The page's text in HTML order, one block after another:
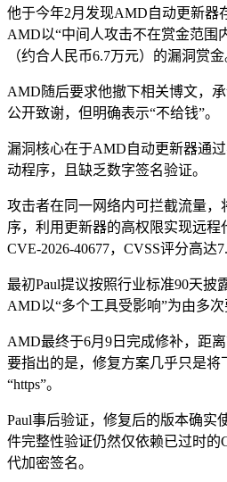
他于今年2月发现AMD自动更新器
AMD以“中间人攻击不在赏金范围
（约合人民币6.7万元）的漏洞赏金
AMD随后要求他撤下相关博文，
公开致谢，但明确表示“不给钱”。
漏洞核心在于AMD自动更新器通
动程序，且缺乏数字签名验证。
攻击者在同一网络内可拦截流量，
序，利用更新器的高权限实现远
CVE-2026-40677，CVSS评分高达
最初Paul提议按照行业标准90天披
AMD以“多个工具受影响”为由多次
AMD最终于6月9日完成修补，距
要指出的是，修复方案几乎只是将
“https”。
Paul事后验证，修复后的版本确实
件完整性验证仍然仅依赖已过时的
代加密签名。